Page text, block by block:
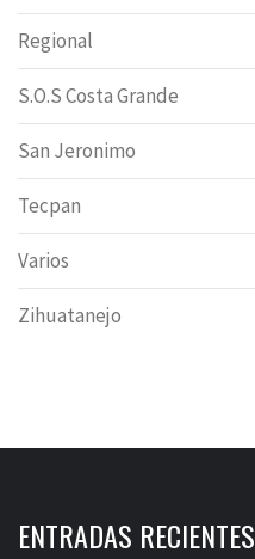
Regional
S.O.S Costa Grande
San Jeronimo
Tecpan
Varios
Zihuatanejo
ENTRADAS RECIENTES